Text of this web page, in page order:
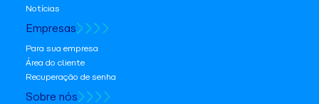
Notícias
Empresas
Para sua empresa
Área do cliente
Recuperação de senha
Sobre nós